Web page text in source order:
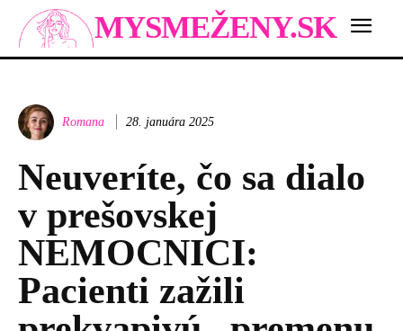
MYSMEŽENY.SK
Romana 28. januára 2025
Neuveríte, čo sa dialo
v prešovskej
NEMOCNICI:
Pacienti zažili